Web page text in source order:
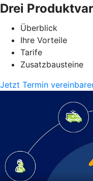
Drei
Überblick
Ihre Vorteile
Tarife
Zusatzbausteine
Jetzt Termin